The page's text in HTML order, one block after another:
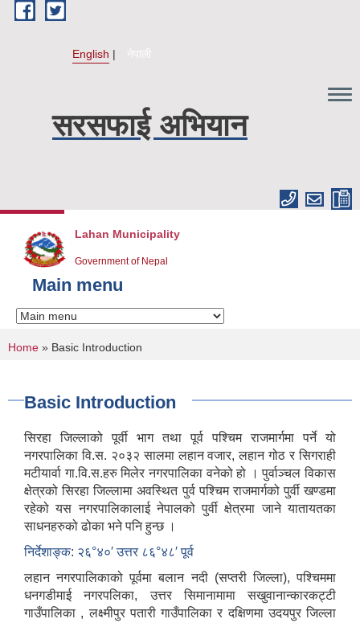
Skip to main content
English नेपाली
सरसफाई अभियान
Lahan Municipality
Government of Nepal
Main menu
You are here
Home » Basic Introduction
Basic Introduction
सिरहा जिल्लाको पूर्वी भाग तथा पूर्व पश्चिम राजमार्गमा पर्ने यो
नगरपालिका वि.स. २०३२ सालमा लहान वजार, लहान गोठ र सिगराही
मटीयार्वा गा.वि.स.हरु मिलेर नगरपालिका वनेको हो । पुर्वाञ्चल विकास
क्षेत्रको सिरहा जिल्लामा अवस्थित पुर्व पश्चिम राजमार्गको पुर्वी खण्डमा
रहेको यस नगरपालिकालाई नेपालको पुर्वी क्षेत्रमा जाने यातायतका
साधनहरुको ढोका भने पनि हुन्छ ।
निर्देशाङ्क: २६°४०′ उत्तर ८६°४८′ पूर्व
लहान नगरपालिकाको पूर्वमा बलान नदी (सप्तरी जिल्ला), पश्चिममा
धनगडीमाई नगरपलिका, उत्तर सिमानामामा सखुवानान्कारकट्टी
गाउँपालिका , लक्ष्मीपुर पतारी गाउँपालिका र दक्षिणमा उदयपुर जिल्ला